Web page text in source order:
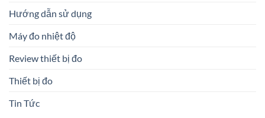
Hướng dẫn sử dụng
Máy đo nhiệt độ
Review thiết bị đo
Thiết bị đo
Tin Tức